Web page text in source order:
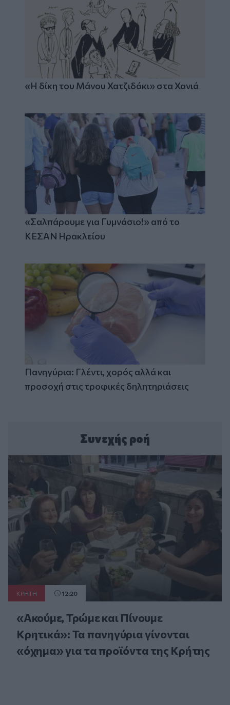
«Η δίκη του Μάνου Χατζιδάκι» στα Χανιά
«Σαλπάρουμε για Γυμνάσιο!» από το
ΚΕΣΑΝ Ηρακλείου
Πανηγύρια: Γλέντι, χορός αλλά και
προσοχή στις τροφικές δηλητηριάσεις
Συνεχής ροή
ΚΡΗΤΗ 12:20
«Ακούμε, Τρώμε και Πίνουμε
Κρητικά»: Τα πανηγύρια γίνονται
«όχημα» για τα προϊόντα της Κρήτης